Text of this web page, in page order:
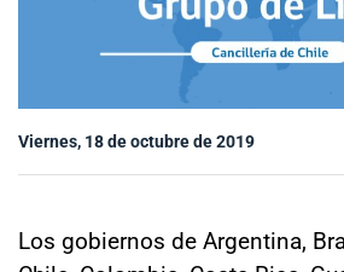
Subsecretaría de Relaciones
Sala de prensa
modo claro
Viernes, 18 de octubre de 2019
Los gobiernos de Argentina,